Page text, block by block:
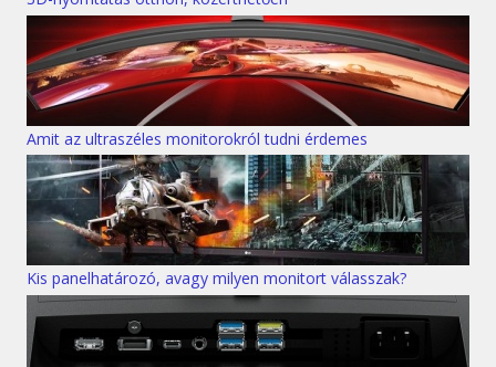
Amit az ultraszéles monitorokról tudni érdemes
Kis panelhatározó, avagy milyen monitort válasszak?